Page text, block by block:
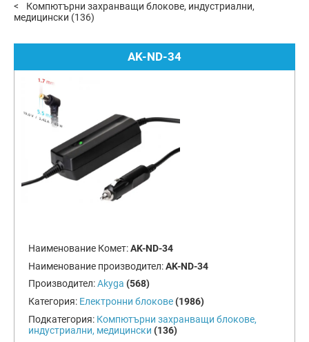
Компютърни захранващи блокове, индустриални,
медицински (136)
AK-ND-34
Наименование Комет:AK-ND-34
Наименование производител:AK-ND-34
Производител:Akyga (568)
Категория: Електронни блокове (1986)
Подкатегория: Компютърни захранващи блокове,
индустриални, медицински (136)